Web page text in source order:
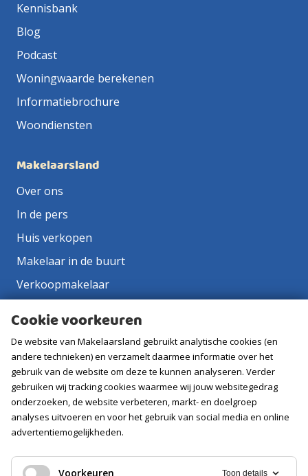
Kennisbank
Blog
Podcast
Woningwaarde berekenen
Informatiebrochure
Woondiensten
Makelaarsland
Over ons
In de pers
Huis verkopen
Makelaar in de buurt
Verkoopmakelaar
Vacatures
Volg ons
Cookie voorkeuren
De website van Makelaarsland gebruikt analytische cookies (en
andere technieken) en verzamelt daarmee informatie over het
gebruik van de website om deze te kunnen analyseren. Verder
gebruiken wij tracking cookies waarmee wij jouw websitegedrag
onderzoeken, de website verbeteren, markt- en doelgroep
analyses uitvoeren en voor het gebruik van social media en online
advertentiemogelijkheden.
Voorkeuren Toon details